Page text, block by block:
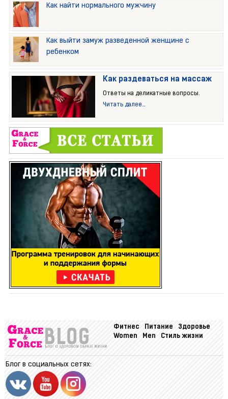
Как найти нормального мужчину
Как выйти замуж разведенной женщине с
ребенком
Как раздеваться на массаж
Ответы на деликатные вопросы.
Читать далее...
Фитнес Питание
Здоровье
Women
Men Стиль жизни
Блог в социальных сетях: